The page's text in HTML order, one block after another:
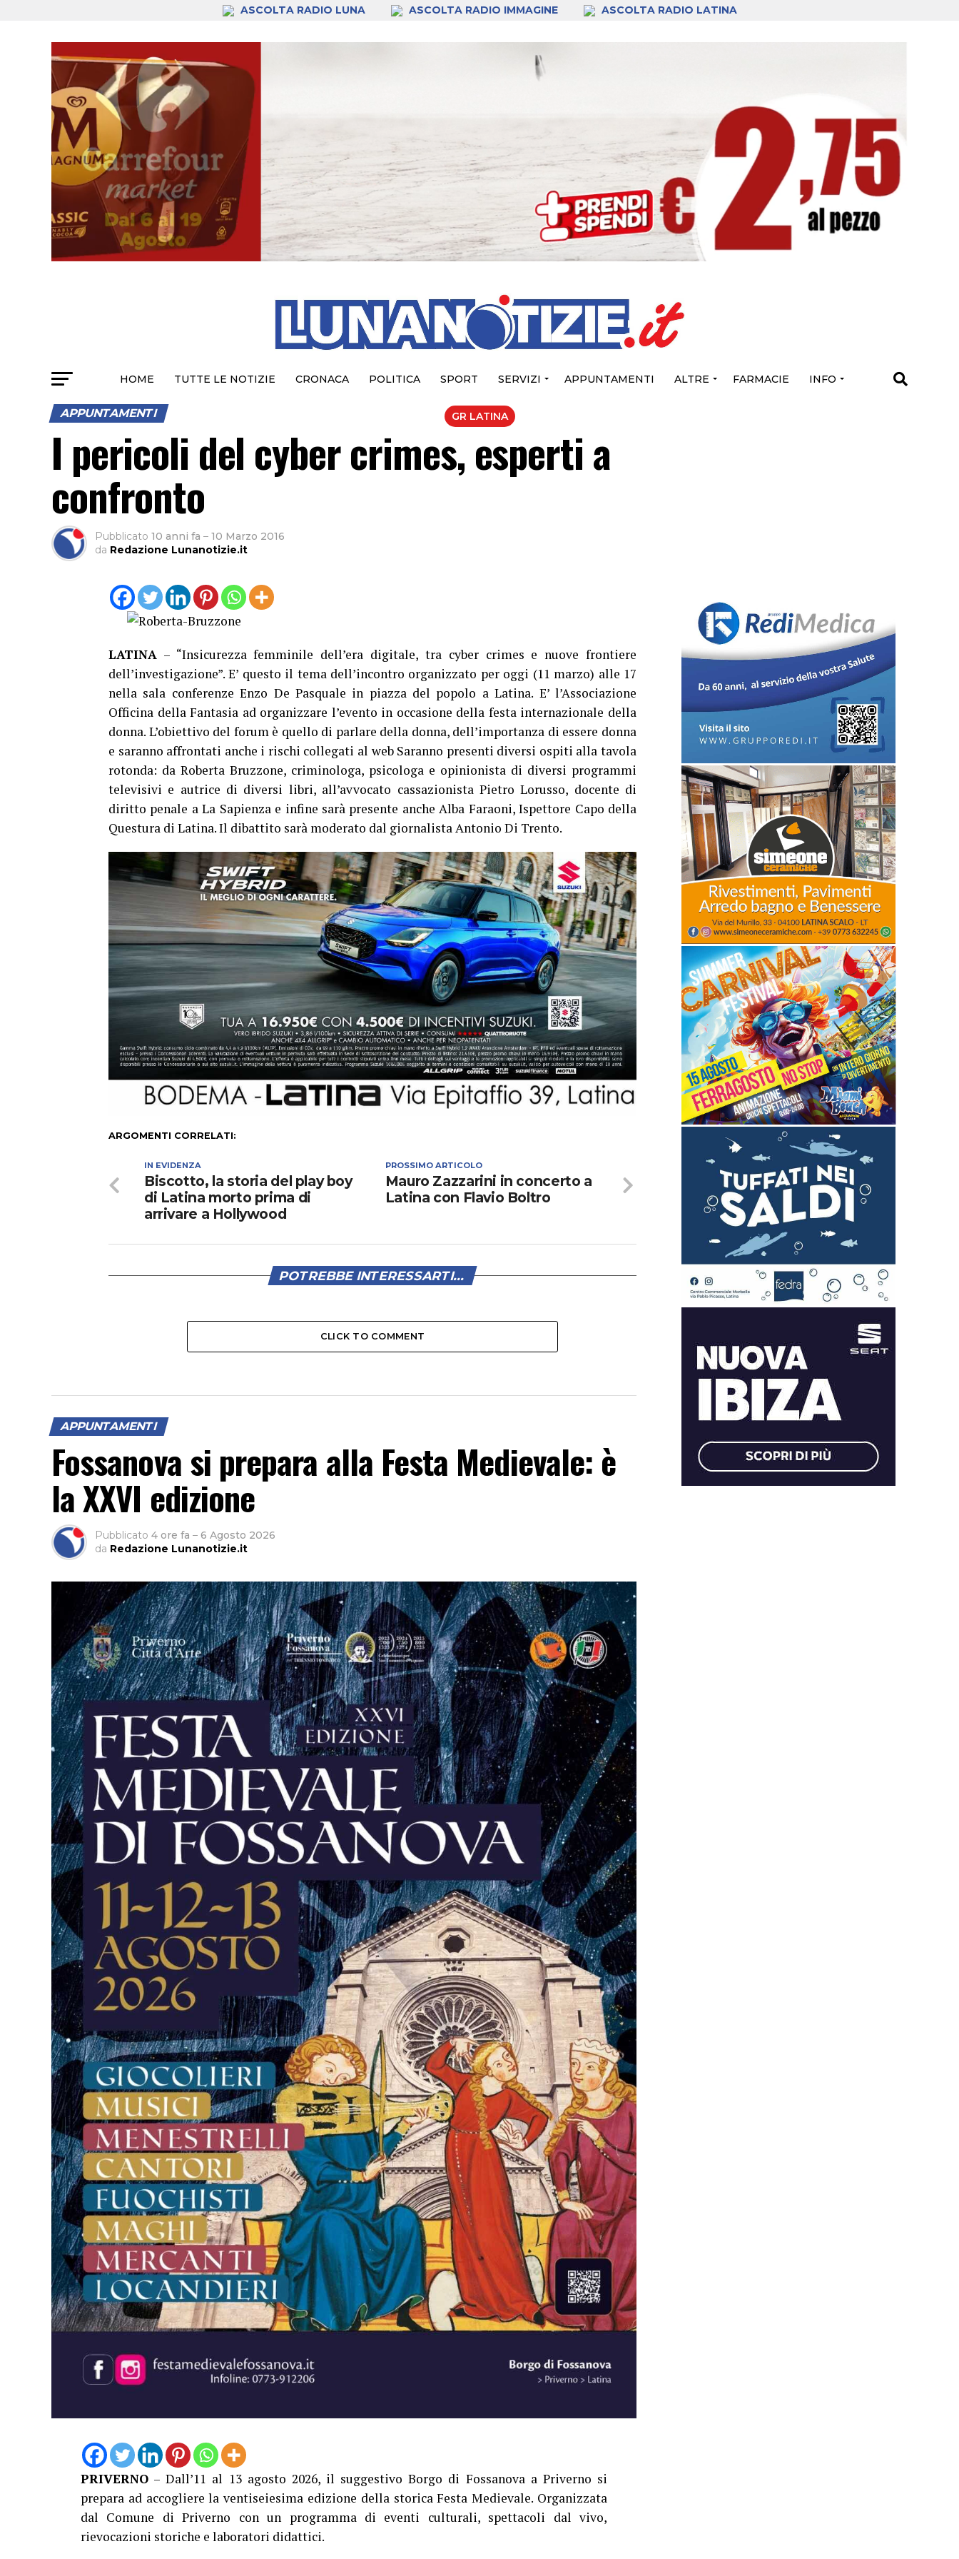
ASCOLTA RADIO LUNA ASCOLTA RADIO IMMAGINE ASCOLTA RADIO LATINA
HOME TUTTE LE NOTIZIE CRONACA POLITICA SPORT SERVIZI APPUNTAMENTI ALTRE FARMACIE INFO
GR LATINA
APPUNTAMENTI
I pericoli del cyber crimes, esperti a
confronto
Pubblicato 10 anni fa – 10 Marzo 2016
da Redazione Lunanotizie.it
LATINA – “Insicurezza femminile dell’era digitale, tra cyber crimes e nuove frontiere
dell’investigazione”. E’ questo il tema dell’incontro organizzato per oggi (11 marzo) alle 17
nella sala conferenze Enzo De Pasquale in piazza del popolo a Latina. E’ l’Associazione
Officina della Fantasia ad organizzare l’evento in occasione della festa internazionale della
donna. L’obiettivo del forum è quello di parlare della donna, dell’importanza di essere donna
e saranno affrontati anche i rischi collegati al web Saranno presenti diversi ospiti alla tavola
rotonda: da Roberta Bruzzone, criminologa, psicologa e opinionista di diversi programmi
televisivi e autrice di diversi libri, all’avvocato cassazionista Pietro Lorusso, docente di
diritto penale a La Sapienza e infine sarà presente anche Alba Faraoni, Ispettore Capo della
Questura di Latina. Il dibattito sarà moderato dal giornalista Antonio Di Trento.
ARGOMENTI CORRELATI:
PROSSIMO ARTICOLO
Mauro Zazzarini in concerto a
Latina con Flavio Boltro
IN EVIDENZA
Biscotto, la storia del play boy
di Latina morto prima di
arrivare a Hollywood
POTREBBE INTERESSARTI...
CLICK TO COMMENT
APPUNTAMENTI
Fossanova si prepara alla Festa Medievale: è
la XXVI edizione
Pubblicato 4 ore fa – 6 Agosto 2026
da Redazione Lunanotizie.it
PRIVERNO – Dall’11 al 13 agosto 2026, il suggestivo Borgo di Fossanova a Priverno si
prepara ad accogliere la ventiseiesima edizione della storica Festa Medievale. Organizzata
dal Comune di Priverno con un programma di eventi culturali, spettacoli dal vivo,
rievocazioni storiche e laboratori didattici.